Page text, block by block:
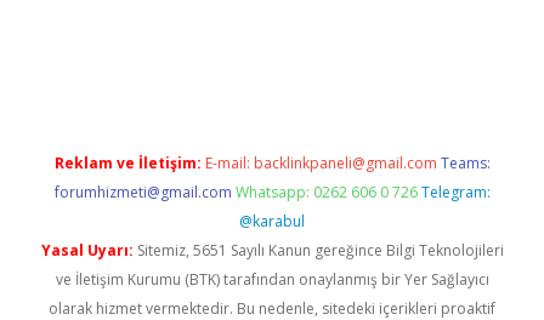
Reklam ve İletişim: E-mail: backlinkpaneli@gmail.com Teams:
forumhizmeti@gmail.com Whatsapp: 0262 606 0 726 Telegram:
@karabul
Yasal Uyarı: Sitemiz, 5651 Sayılı Kanun gereğince Bilgi Teknolojileri
ve İletişim Kurumu (BTK) tarafından onaylanmış bir Yer Sağlayıcı
olarak hizmet vermektedir. Bu nedenle, sitedeki içerikleri proaktif